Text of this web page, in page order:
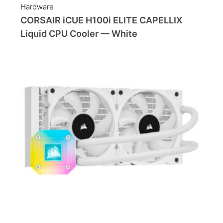
Hardware
CORSAIR iCUE H100i ELITE CAPELLIX
Liquid CPU Cooler — White